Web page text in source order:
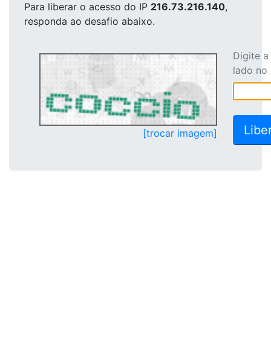
Para liberar o acesso do IP 216.73.216.140,
responda ao desafio abaixo.
[trocar imagem]
Digite
lado no